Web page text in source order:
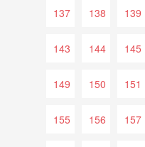
137 138 139
143 144 145
149 150 151
155 156 157